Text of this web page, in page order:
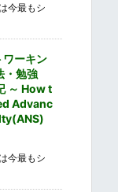
今最もシ
ワーキン
・勉強
～ How t
Advanc
今最もシ